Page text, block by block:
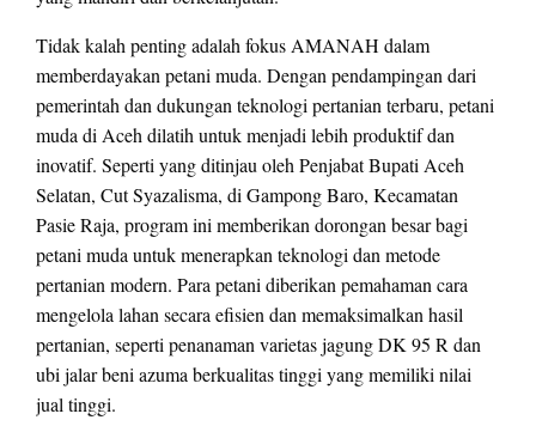
Tidak kalah penting adalah fokus AMANAH dalam
memberdayakan petani muda. Dengan pendampingan dari
pemerintah dan dukungan teknologi pertanian terbaru, petani
muda di Aceh dilatih untuk menjadi lebih produktif dan
inovatif. Seperti yang ditinjau oleh Penjabat Bupati Aceh
Selatan, Cut Syazalisma, di Gampong Baro, Kecamatan
Pasie Raja, program ini memberikan dorongan besar bagi
petani muda untuk menerapkan teknologi dan metode
pertanian modern. Para petani diberikan pemahaman cara
mengelola lahan secara efisien dan memaksimalkan hasil
pertanian, seperti penanaman varietas jagung DK 95 R dan
ubi jalar beni azuma berkualitas tinggi yang memiliki nilai
jual tinggi.